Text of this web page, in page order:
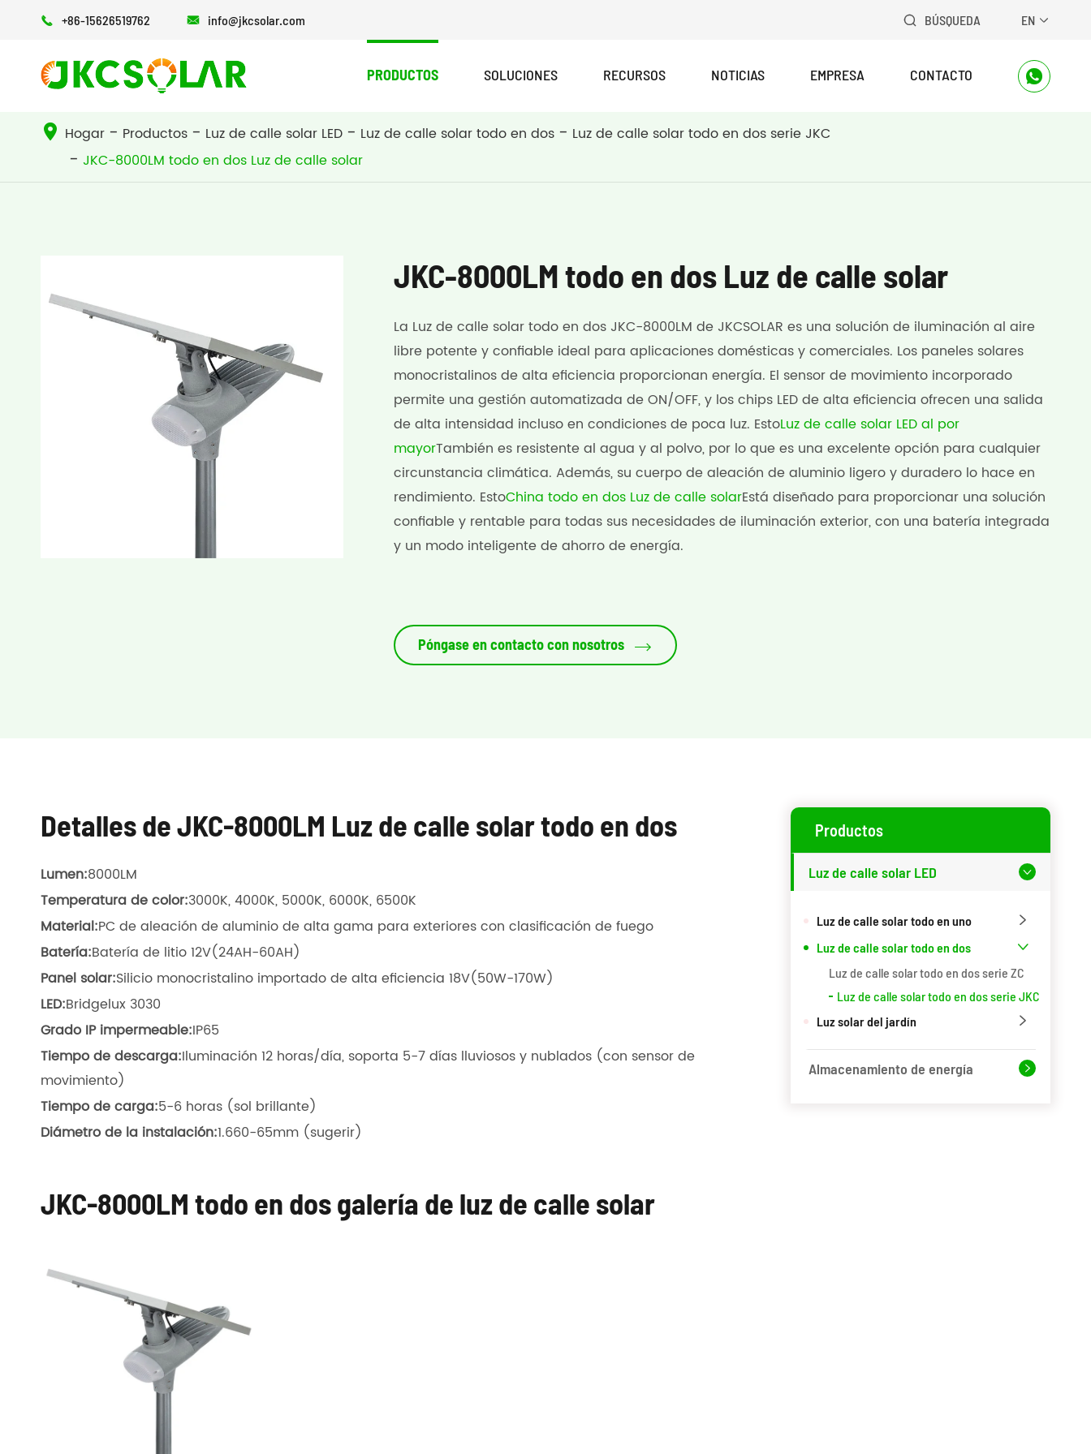
 +86-15626519762  info@jkcsolar.com  BÚSQUEDA EN 
PRODUCTOS SOLUCIONES RECURSOS NOTICIAS EMPRESA CONTACTO 
Hogar Productos Luz de calle solar LED Luz de calle solar todo en dos
Luz de calle solar todo en dos serie JKC
JKC-8000LM todo en dos Luz de calle solar
JKC-8000LM todo en dos Luz de calle solar
La Luz de calle solar todo en dos JKC-8000LM de JKCSOLAR es una solución de iluminación al aire
libre potente y confiable ideal para aplicaciones domésticas y comerciales. Los paneles solares
monocristalinos de alta eficiencia proporcionan energía. El sensor de movimiento incorporado
permite una gestión automatizada de ON/OFF, y los chips LED de alta eficiencia ofrecen una salida
de alta intensidad incluso en condiciones de poca luz. EstoLuz de calle solar LED al por
mayorTambién es resistente al agua y al polvo, por lo que es una excelente opción para cualquier
circunstancia climática. Además, su cuerpo de aleación de aluminio ligero y duradero lo hace en
rendimiento. EstoChina todo en dos Luz de calle solarEstá diseñado para proporcionar una solución
confiable y rentable para todas sus necesidades de iluminación exterior, con una batería integrada
y un modo inteligente de ahorro de energía.
Póngase en contacto con nosotros 
Detalles de JKC-8000LM Luz de calle solar todo en dos
Lumen:8000LM
Temperatura de color:3000K, 4000K, 5000K, 6000K, 6500K
Material:PC de aleación de aluminio de alta gama para exteriores con clasificación de fuego
Batería:Batería de litio 12V(24AH-60AH)
Panel solar:Silicio monocristalino importado de alta eficiencia 18V(50W-170W)
LED:Bridgelux 3030
Grado IP impermeable:IP65
Tiempo de descarga:Iluminación 12 horas/día, soporta 5-7 días lluviosos y nublados (con sensor de
movimiento)
Tiempo de carga:5-6 horas (sol brillante)
Diámetro de la instalación:1.660-65mm (sugerir)
JKC-8000LM todo en dos galería de luz de calle solar
Productos
Luz de calle solar LED 
Luz de calle solar todo en uno 
Luz de calle solar todo en dos 
Luz de calle solar todo en dos serie ZC
Luz de calle solar todo en dos serie JKC
Luz solar del jardín

Almacenamiento de energía 